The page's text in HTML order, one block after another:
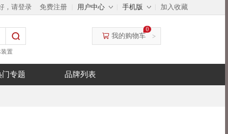
，请登录 免费注册 ◇
用户中心 ◇
手机版 加入收藏
>
0
我的购物车
置
门专题 品牌列表